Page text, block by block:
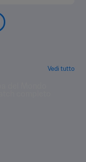
Vedi tutto